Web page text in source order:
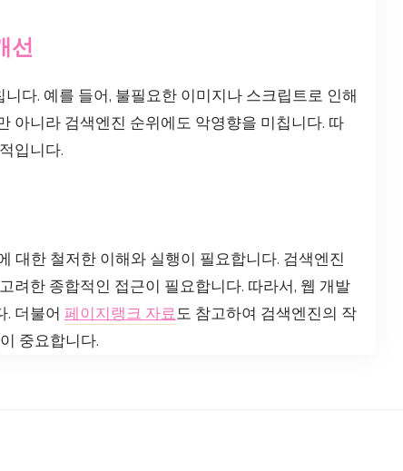
선
다. 예를 들어, 불필요한 이미지나 스크립트로 인해
아니라 검색엔진 순위에도 악영향을 미칩니다. 따
입니다.
대한 철저한 이해와 실행이 필요합니다. 검색엔진
려한 종합적인 접근이 필요합니다. 따라서, 웹 개발
. 더불어 페이지랭크 자료도 참고하여 검색엔진의 작
중요합니다.